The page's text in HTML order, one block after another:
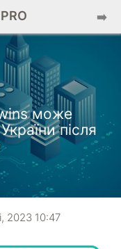
➡️
може
після
2023 10:47